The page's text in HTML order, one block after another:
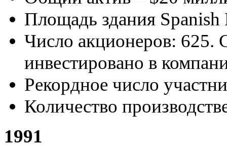
Площадь здания
Число акционеров: 625.
инвестировано в
Рекордное число
Количество
1991